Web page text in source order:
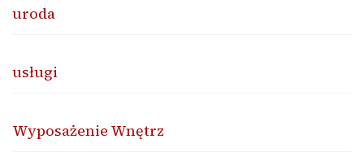
uroda
usługi
Wyposażenie Wnętrz